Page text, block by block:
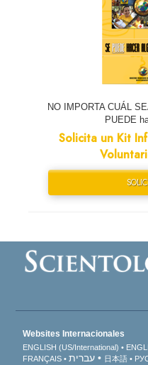
NO IMPORTA CUÁL
PUEDE
Solicita un Kit
Websites Internacionales
ENGLISH (US/International)
FRANÇAIS
עברית 日本語